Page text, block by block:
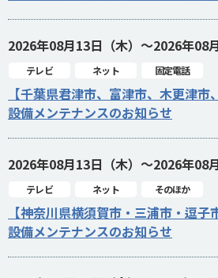
2026年08月13日（木）～2026年08
テレビ ネット 固定電話
【千葉県君津市、富津市、木更津
設備メンテナンスのお知らせ
2026年08月13日（木）～2026年08
テレビ ネット そのほか
【神奈川県横須賀市・三浦市・逗
設備メンテナンスのお知らせ